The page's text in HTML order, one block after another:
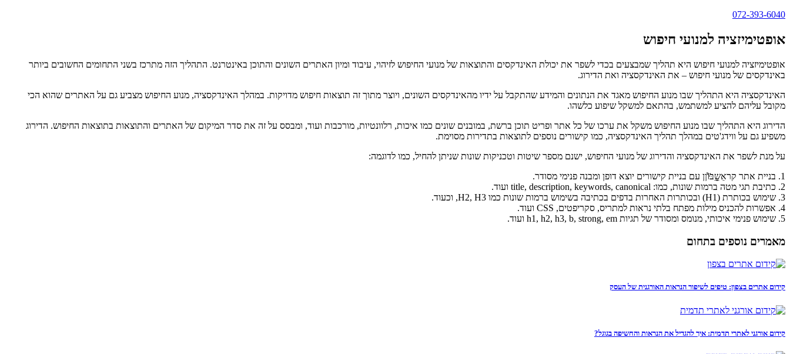
072-393-6040
אופטימיזציה למנועי חיפוש
אופטימיזציה למנועי חיפוש היא תהליך שמבצעים בכדי לשפר את יכולת האינדקסים והתוצאות של מנועי החיפוש לזיהוי, עיבוד ומיון האתרים השונים והתוכן באינטרנט. התהליך הזה מתרכז בשני התחומים החשובים ביותר
באינדקסים של מנועי חיפוש – את האינדקסציה ואת הדירוג.
האינדקסציה היא התהליך שבו מנוע החיפוש מאגד את הנתונים והמידע שהתקבל על ידיו מהאינדקסים השונים, ויוצר מתוך זה תוצאות חיפוש מדויקות. במהלך האינדקסציה, מנוע החיפוש מצביע גם על האתרים שהוא הכי
מקובל עליהם להציע למשתמש, בהתאם למשקל שיפוע כלשהו.
הדירוג היא התהליך שבו מנוע החיפוש משקל את ערכו של כל אתר ופריט תוכן ברשת, במובנים שונים כמו איכות, רלוונטיות, מורכבות ועוד, ומבסס על זה את סדר המיקום של האתרים והתוצאות בתוצאות החיפוש. הדירוג
משפיע גם על ווידג'טים במהלך תהליך האינדקסציה, כמו קישורים נוספים לתוצאות בתדירות מסוימת.
על מנת לשפר את האינדקסציה והדירוג של מנועי החיפוש, ישנם מספר שיטות וטכניקות שונות שניתן להחיל, כמו לדוגמה:
1. בניית אתר קראֵשֵֵֵֵֵֵֵבּּּּּ̈וֹֹֹֹֹֹֹֹןן עם בניית קישורים יוצא דופן ומבנה פנימי מסודר.
2. כתיבת תגי מטה ברמות שונות, כמו: title, description, keywords, canonical ועוד.
3. שימוש בכותרת (H1) ובכותרות האחרות בדפים בכתיבה בשימוש ברמות שונות כמו H2, H3, וכעוד.
4. אפשרות להכניס מילות מפתח בלתי נראות למתריס, סקריפטים, CSS ועוד.
5. שימוש פנימי איכותי, מנומס ומסודר של תגיות h1, h2, h3, b, strong, em ועוד.
מאמרים נוספים בתחום
קידום אתרים בצפון: טיפים לשיפור הנראות האורגנית של העסק
קידום אורגני לאתרי תדמית: איך להגדיל את הנראות והחשיפה בגוגל?